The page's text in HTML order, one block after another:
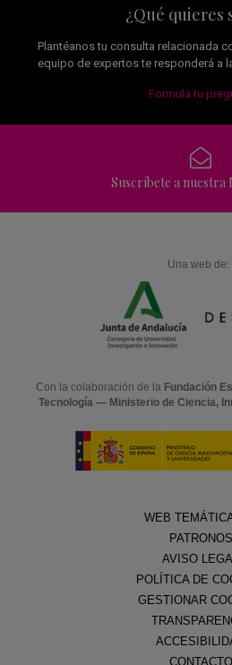
¿Qué quieres
Plantéanos tu consulta relacionada
equipo de expertos te responderá a
Formula tu
Suscríbete a nuestra
Una web de:
Con la colaboración de la Fundación
Tecnología — Ministerio de Ciencia,
WEB
PATRONOS
AVISO
POLÍTICA DE
GESTIONAR
CONTACTO